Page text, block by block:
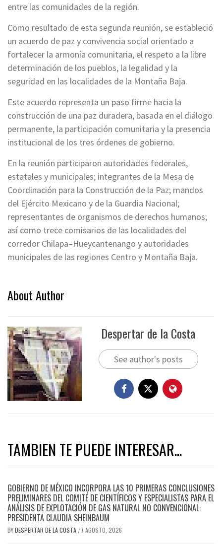
entre las comunidades de la región.
Como resultado de esta segunda reunión, se estableció
un acuerdo de paz y convivencia social orientado a
fortalecer la armonía comunitaria, el respeto a la libre
determinación de los pueblos, la legalidad y la
seguridad en las localidades de la Montaña Baja.
Este acuerdo representa un paso firme hacia la
construcción de una paz duradera, basada en el diálogo
permanente, la participación comunitaria y la presencia
institucional de los tres órdenes de gobierno.
En la reunión participaron autoridades federales,
estatales y municipales; integrantes de la Mesa de
Coordinación para la Construcción de la Paz; mandos
del Ejército Mexicano y de la Guardia Nacional;
representantes de organismos de derechos humanos;
así como trece comisarios de las localidades del
corredor Chilapa–Hueycantenango y autoridades
municipales de las regiones Centro y Montaña Baja.
About Author
Despertar de la Costa
See author's posts
TAMBIEN TE PUEDE INTERESAR...
GOBIERNO DE MÉXICO INCORPORA LAS 10 PRIMERAS CONCLUSIONES
PRELIMINARES DEL COMITÉ DE CIENTÍFICOS Y ESPECIALISTAS PARA EL
ANÁLISIS DE EXPLOTACIÓN DE GAS NATURAL NO CONVENCIONAL:
PRESIDENTA CLAUDIA SHEINBAUM
BYDESPERTAR DE LA COSTA / 7 AGOSTO, 2026